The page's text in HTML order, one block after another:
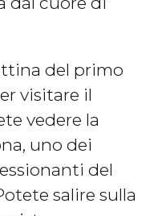
del primo
visitare il
vedere la
uno dei
del
salire sulla